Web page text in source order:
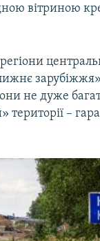
вітриною
не дуже
території –